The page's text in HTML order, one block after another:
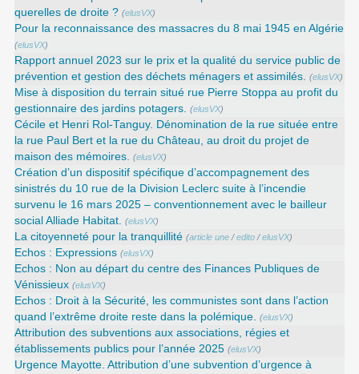
querelles de droite ? (elusVX)
Pour la reconnaissance des massacres du 8 mai 1945 en Algérie
(elusVX)
Rapport annuel 2023 sur le prix et la qualité du service public de
prévention et gestion des déchets ménagers et assimilés. (elusVX)
Mise à disposition du terrain situé rue Pierre Stoppa au profit du
gestionnaire des jardins potagers. (elusVX)
Cécile et Henri Rol-Tanguy. Dénomination de la rue située entre
la rue Paul Bert et la rue du Château, au droit du projet de
maison des mémoires. (elusVX)
Création d’un dispositif spécifique d’accompagnement des
sinistrés du 10 rue de la Division Leclerc suite à l’incendie
survenu le 16 mars 2025 – conventionnement avec le bailleur
social Alliade Habitat. (elusVX)
La citoyenneté pour la tranquillité (article une/edito/elusVX)
Echos : Expressions (elusVX)
Echos : Non au départ du centre des Finances Publiques de
Vénissieux (elusVX)
Echos : Droit à la Sécurité, les communistes sont dans l’action
quand l’extrême droite reste dans la polémique. (elusVX)
Attribution des subventions aux associations, régies et
établissements publics pour l’année 2025 (elusVX)
Urgence Mayotte. Attribution d’une subvention d’urgence à